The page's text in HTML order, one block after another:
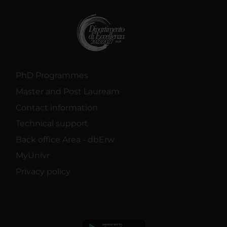
PhD Programmes
Master and Post Lauream
Contact information
Technical support
Back office Area - dbErw
MyUnivr
Privacy policy